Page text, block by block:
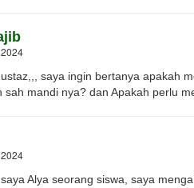
saya ingin bertanya apakah
sah mandi nya? dan Apakah perlu
Alya seorang siswa, saya